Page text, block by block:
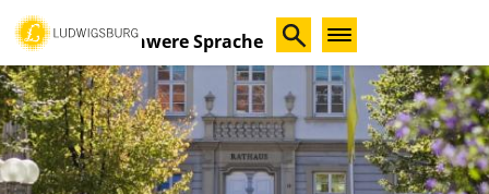
Schwere Sprache